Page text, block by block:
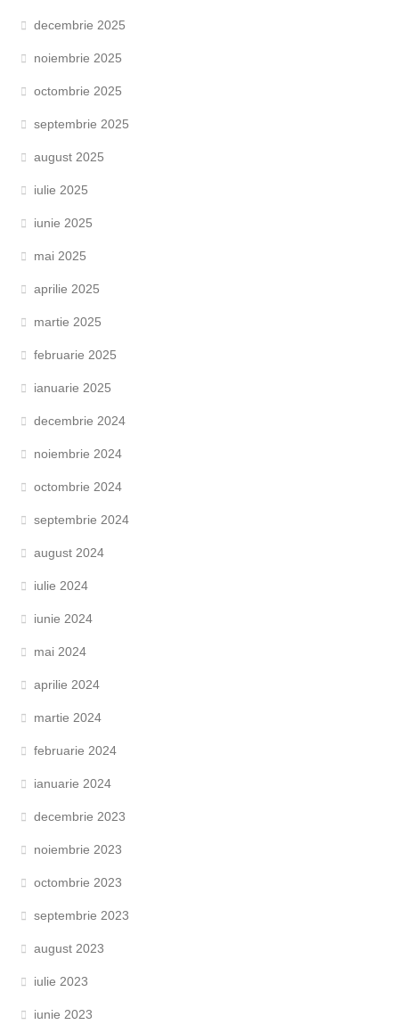
decembrie 2025
noiembrie 2025
octombrie 2025
septembrie 2025
august 2025
iulie 2025
iunie 2025
mai 2025
aprilie 2025
martie 2025
februarie 2025
ianuarie 2025
decembrie 2024
noiembrie 2024
octombrie 2024
septembrie 2024
august 2024
iulie 2024
iunie 2024
mai 2024
aprilie 2024
martie 2024
februarie 2024
ianuarie 2024
decembrie 2023
noiembrie 2023
octombrie 2023
septembrie 2023
august 2023
iulie 2023
iunie 2023